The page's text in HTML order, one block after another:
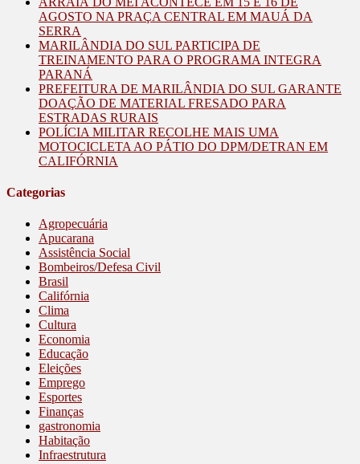
AGOSTO NA PRAÇA CENTRAL EM MAUÁ DA
SERRA
MARILÂNDIA DO SUL PARTICIPA DE
TREINAMENTO PARA O PROGRAMA INTEGRA
PARANÁ
PREFEITURA DE MARILÂNDIA DO SUL GARANTE
DOAÇÃO DE MATERIAL FRESADO PARA
ESTRADAS RURAIS
POLÍCIA MILITAR RECOLHE MAIS UMA
MOTOCICLETA AO PÁTIO DO DPM/DETRAN EM
CALIFÓRNIA
Categorias
Agropecuária
Apucarana
Assistência Social
Bombeiros/Defesa Civil
Brasil
Califórnia
Clima
Cultura
Economia
Educação
Eleições
Emprego
Esportes
Finanças
gastronomia
Habitação
Infraestrutura